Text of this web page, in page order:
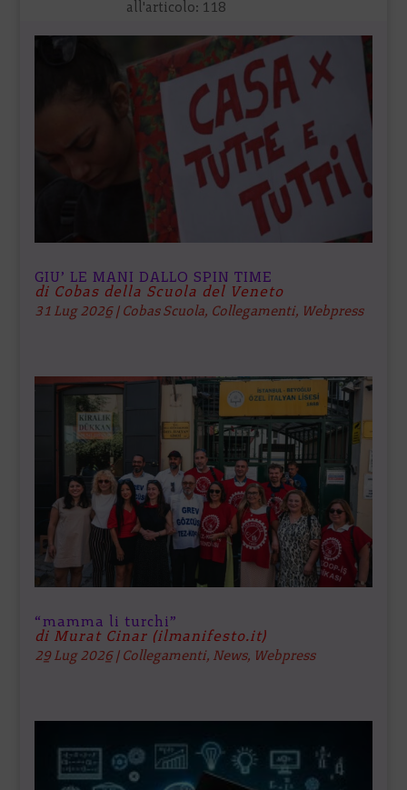
all'articolo: 118
GIU’ LE MANI DALLO SPIN TIME
di Cobas della Scuola del Veneto
31 Lug 2026| Cobas Scuola, Collegamenti, Webpress
“mamma li turchi”
di Murat Cinar (ilmanifesto.it)
29 Lug 2026| Collegamenti, News, Webpress